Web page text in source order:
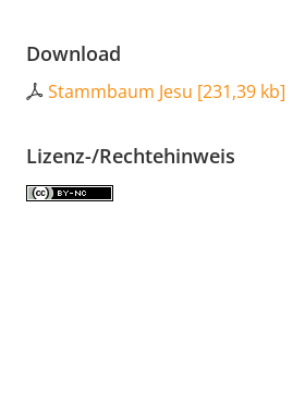
Download
Stammbaum Jesu [231,39 kb]
Lizenz-/Rechtehinweis